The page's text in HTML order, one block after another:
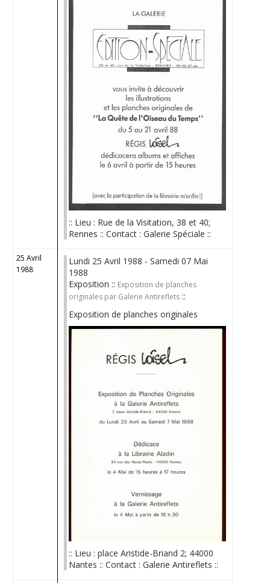
:: Lieu : Rue de la Visitation, 38 et 40;
Rennes :: Contact : Galerie Spéciale ::
25 Avril
1988
Lundi 25 Avril 1988 - Samedi 07 Mai
1988
Exposition :: Exposition de planches
originales par Galerie Antireflets ::
Exposition de planches originales
:: Lieu : place Aristide-Briand 2; 44000
Nantes :: Contact : Galerie Antireflets ::